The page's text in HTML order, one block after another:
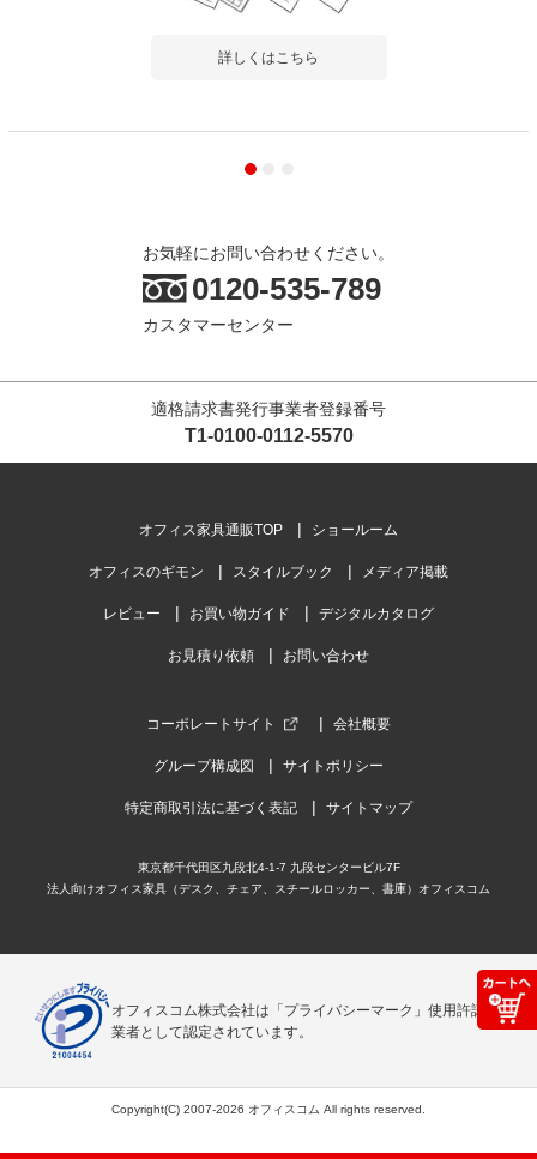
詳しくはこちら
お気軽にお問い合わせください。
0120-535-789
カスタマーセンター
適格請求書発行事業者登録番号
T1-0100-0112-5570
オフィス家具通販TOP ショールーム
オフィスのギモン スタイルブック メディア掲載
レビュー お買い物ガイド デジタルカタログ
お見積り依頼 お問い合わせ
コーポレートサイト 会社概要
グループ構成図 サイトポリシー
特定商取引法に基づく表記 サイトマップ
東京都千代田区九段北4-1-7 九段センタービル7F
法人向けオフィス家具（デスク、チェア、スチールロッカー、書庫）オフィスコム
オフィスコム株式会社は「プライバシーマーク」使用許諾事
業者として認定されています。
Copyright(C) 2007-2026 オフィスコム All rights reserved.